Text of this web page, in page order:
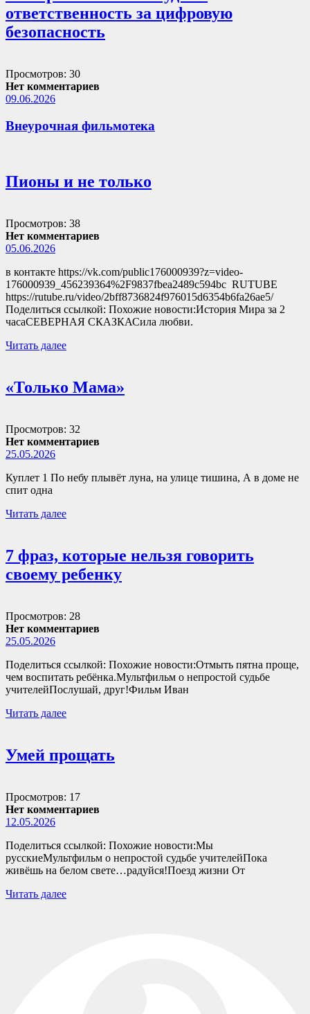
ответственность за цифровую
безопасность
Просмотров: 30
Нет комментариев
09.06.2026
Внеурочная фильмотека
Пионы и не только
Просмотров: 38
Нет комментариев
05.06.2026
в контакте https://vk.com/public176000939?z=video-
176000939_456239364%2F9837fbea2489c594bc RUTUBE
https://rutube.ru/video/2bff8736824f976015d6354b6fa26ae5/
Поделиться ссылкой: Похожие новости:История Мира за 2
часаСЕВЕРНАЯ СКАЗКАСила любви.
Читать далее
«Только Мама»
Просмотров: 32
Нет комментариев
25.05.2026
Куплет 1 По небу плывёт луна, на улице тишина, А в доме не
спит одна
Читать далее
7 фраз, которые нельзя говорить
своему ребенку
Просмотров: 28
Нет комментариев
25.05.2026
Поделиться ссылкой: Похожие новости:Отмыть пятна проще,
чем воспитать ребёнка.Мультфильм о непростой судьбе
учителейПослушай, друг!Фильм Иван
Читать далее
Умей прощать
Просмотров: 17
Нет комментариев
12.05.2026
Поделиться ссылкой: Похожие новости:Мы
русскиеМультфильм о непростой судьбе учителейПока
живёшь на белом свете…радуйся!Поезд жизни От
Читать далее